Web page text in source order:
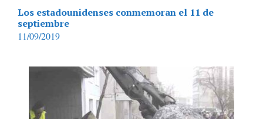
Los estadounidenses conmemoran el 11 de
septiembre
11/09/2019